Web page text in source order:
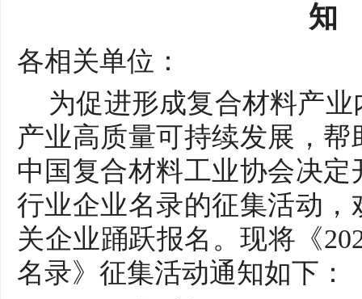
知
各相关单位：
为促进形成复合材料产
产业高质量可持续发展，
中国复合材料工业协会决
行业企业名录的征集活动
关企业踊跃报名。现将《
名录》征集活动通知如下：